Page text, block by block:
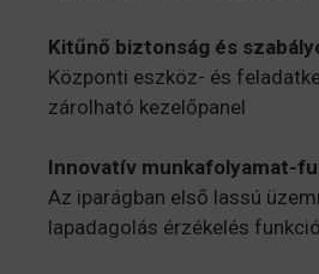
Kitűnő biztonság és
Központi eszköz- és
zárolható kezelőpanel
Innovatív munkafolyamat-
Az iparágban első lassú
lapadagolás érzékelés funkció